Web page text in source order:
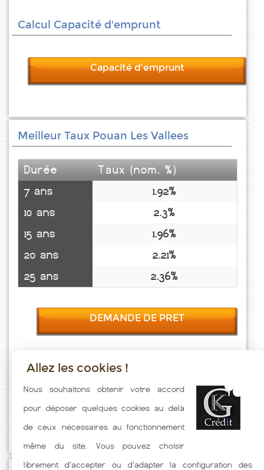
Calcul Capacité d'emprunt
Capacité d'emprunt
Meilleur Taux Pouan Les Vallees
Durée
Taux (nom. %)
7 ans
1.92%
10 ans
2.3%
15 ans
1.96%
20 ans
2.21%
25 ans
2.36%
DEMANDE DE PRET
Taux emprunt actualisés (Pouan Les Vallees) toutes les semaines. Taux
Immobilier pratiqués par nos partenaires bancaires. Meilleur Taux
hors assurance. Taux crédit immobilier indicatif fonction des
caractéristiques de l'emprunteur.
Allez les cookies !
Nous souhaitons obtenir votre accord
pour déposer quelques cookies au delà
de ceux nécessaires au fonctionnement
même du site. Vous pouvez choisir
librement d'accepter ou d'adapter la configuration des